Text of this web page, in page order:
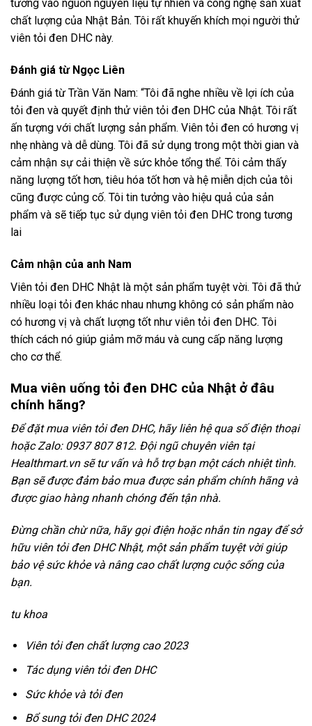
tưởng vào nguồn nguyên liệu tự nhiên và công nghệ sản xuất
chất lượng của Nhật Bản. Tôi rất khuyến khích mọi người thử
viên tỏi đen DHC này.
Đánh giá từ Ngọc Liên
Đánh giá từ Trần Văn Nam: “Tôi đã nghe nhiều về lợi ích của
tỏi đen và quyết định thử viên tỏi đen DHC của Nhật. Tôi rất
ấn tượng với chất lượng sản phẩm. Viên tỏi đen có hương vị
nhẹ nhàng và dễ dùng. Tôi đã sử dụng trong một thời gian và
cảm nhận sự cải thiện về sức khỏe tổng thể. Tôi cảm thấy
năng lượng tốt hơn, tiêu hóa tốt hơn và hệ miễn dịch của tôi
cũng được củng cố. Tôi tin tưởng vào hiệu quả của sản
phẩm và sẽ tiếp tục sử dụng viên tỏi đen DHC trong tương
lai
Cảm nhận của anh Nam
Viên tỏi đen DHC Nhật là một sản phẩm tuyệt vời. Tôi đã thử
nhiều loại tỏi đen khác nhau nhưng không có sản phẩm nào
có hương vị và chất lượng tốt như viên tỏi đen DHC. Tôi
thích cách nó giúp giảm mỡ máu và cung cấp năng lượng
cho cơ thể.
Mua viên uống tỏi đen DHC của Nhật ở đâu
chính hãng?
Để đặt mua viên tỏi đen DHC, hãy liên hệ qua số điện thoại
hoặc Zalo: 0937 807 812. Đội ngũ chuyên viên tại
Healthmart.vn sẽ tư vấn và hỗ trợ bạn một cách nhiệt tình.
Bạn sẽ được đảm bảo mua được sản phẩm chính hãng và
được giao hàng nhanh chóng đến tận nhà.
Đừng chần chừ nữa, hãy gọi điện hoặc nhắn tin ngay để sở
hữu viên tỏi đen DHC Nhật, một sản phẩm tuyệt vời giúp
bảo vệ sức khỏe và nâng cao chất lượng cuộc sống của
bạn.
tu khoa
Viên tỏi đen chất lượng cao 2023
Tác dụng viên tỏi đen DHC
Sức khỏe và tỏi đen
Bổ sung tỏi đen DHC 2024